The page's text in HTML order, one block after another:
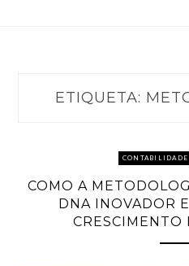
ETIQUETA:
CONTABILIDADE
COMO A
DNA INOVADOR
CRESCIMENTO